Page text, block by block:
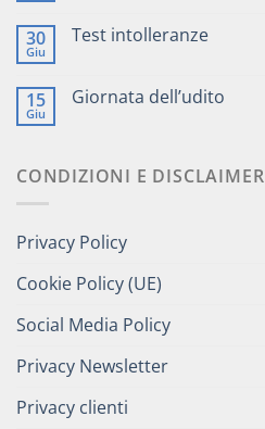
30
Giu
Test intolleranze
15
Giu
Giornata dell’udito
CONDIZIONI E DISCLAIMER
Privacy Policy
Cookie Policy (UE)
Social Media Policy
Privacy Newsletter
Privacy clienti